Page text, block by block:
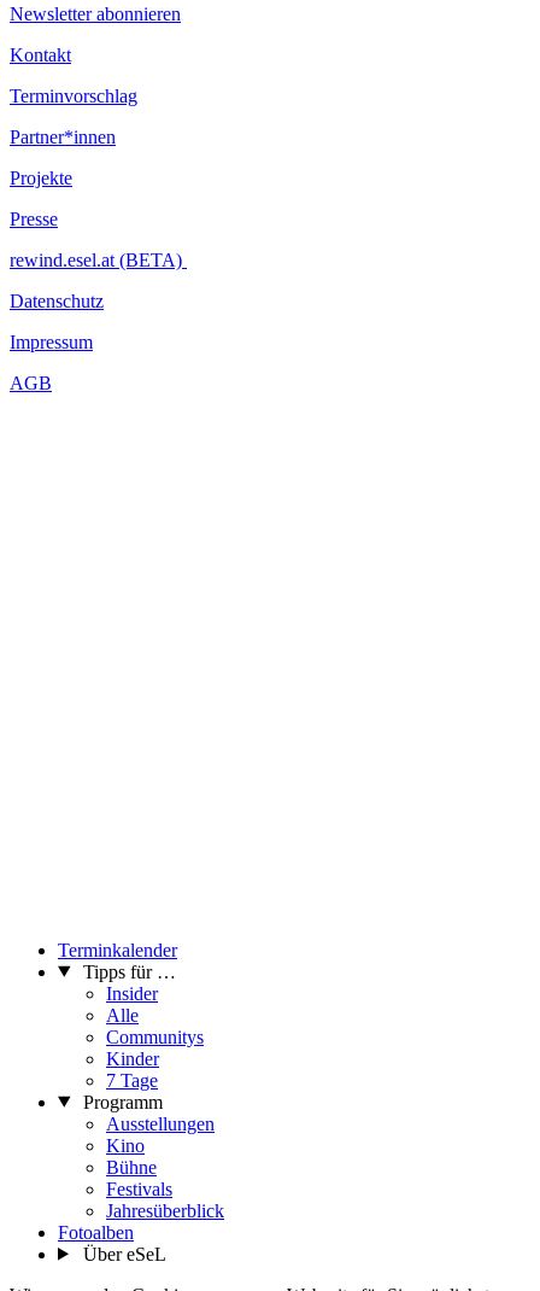
Newsletter abonnieren
Kontakt
Terminvorschlag
Partner*innen
Projekte
Presse
rewind.esel.at (BETA)
Datenschutz
Impressum
AGB
Terminkalender
Tipps für …
Insider
Alle
Communitys
Kinder
7 Tage
Programm
Ausstellungen
Kino
Bühne
Festivals
Jahresüberblick
Fotoalben
Über eSeL